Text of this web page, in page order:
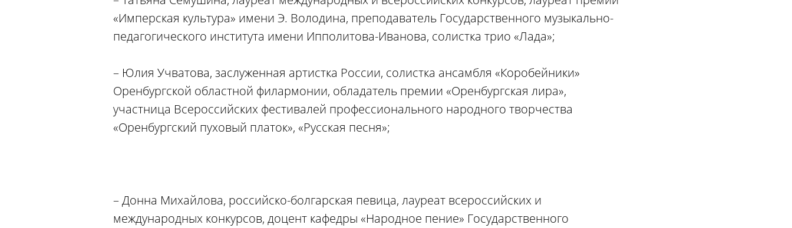
«Имперская культура» имени Э. Володина, преподаватель Государственного музыкально-
педагогического института имени Ипполитова-Иванова, солистка трио «Лада»;
– Юлия Учватова, заслуженная артистка России, солистка ансамбля «Коробейники»
Оренбургской областной филармонии, обладатель премии «Оренбургская лира»,
участница Всероссийских фестивалей профессионального народного творчества
«Оренбургский пуховый платок», «Русская песня»;
– Донна Михайлова, российско-болгарская певица, лауреат всероссийских и
международных конкурсов, доцент кафедры «Народное пение» Государственного